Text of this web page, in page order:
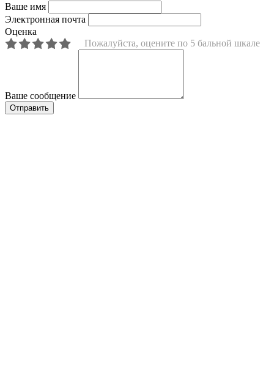
Ваше имя
Электронная почта
Оценка
Пожалуйста, оцените по 5 бальной шкале
Ваше сообщение